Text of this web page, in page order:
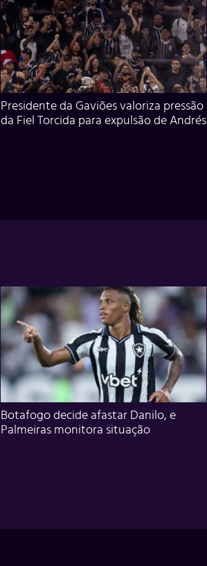
Presidente da Gaviões valoriza pressão
da Fiel Torcida para expulsão de Andrés
Botafogo decide afastar Danilo, e
Palmeiras monitora situação